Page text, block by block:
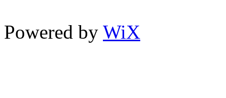
Powered by WiX